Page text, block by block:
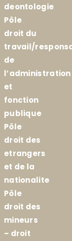
deontologie
Pôle
droit du
travail/
de
l’administration
et
fonction
publique
Pôle
droit des
etrangers
et de la
nationalite
Pôle
droit des
mineurs
– droit